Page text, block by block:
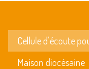
Cellule d'écoute
Maison diocésaine